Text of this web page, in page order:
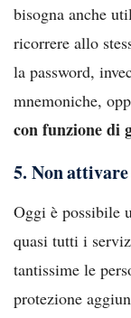
bisogna anche
ricorrere allo
la password,
mnemoniche,
con funzione di
5. Non
Oggi è possibile
quasi tutti i
tantissime le
protezione